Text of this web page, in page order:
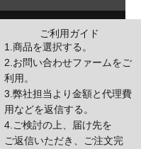
ご利用ガイド
1.商品を選択する。
2.お問い合わせファームをご
利用。
3.弊社担当より金額と代理費
用などを返信する。
4.ご検討の上、届け先を
ご返信いただき、ご注文完